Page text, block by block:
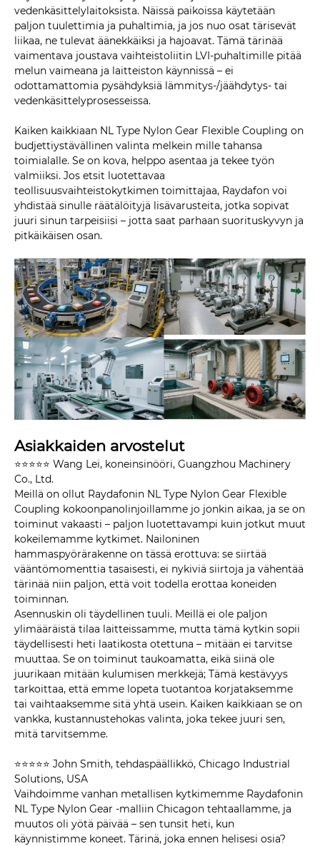
vedenkäsittelylaitoksista. Näissä paikoissa käytetään
paljon tuulettimia ja puhaltimia, ja jos nuo osat tärisevät
liikaa, ne tulevat äänekkäiksi ja hajoavat. Tämä tärinää
vaimentava joustava vaihteistoliitin LVI-puhaltimille pitää
melun vaimeana ja laitteiston käynnissä – ei
odottamattomia pysähdyksiä lämmitys-/jäähdytys- tai
vedenkäsittelyprosesseissa.
Kaiken kaikkiaan NL Type Nylon Gear Flexible Coupling on
budjettiystävällinen valinta melkein mille tahansa
toimialalle. Se on kova, helppo asentaa ja tekee työn
valmiiksi. Jos etsit luotettavaa
teollisuusvaihteistokytkimen toimittajaa, Raydafon voi
yhdistää sinulle räätälöityjä lisävarusteita, jotka sopivat
juuri sinun tarpeisiisi – jotta saat parhaan suorituskyvyn ja
pitkäikäisen osan.
Asiakkaiden arvostelut
⭐⭐⭐⭐⭐ Wang Lei, koneinsinööri, Guangzhou Machinery
Co., Ltd.
Meillä on ollut Raydafonin NL Type Nylon Gear Flexible
Coupling kokoonpanolinjoillamme jo jonkin aikaa, ja se on
toiminut vakaasti – paljon luotettavampi kuin jotkut muut
kokeilemamme kytkimet. Nailoninen
hammaspyörärakenne on tässä erottuva: se siirtää
vääntömomenttia tasaisesti, ei nykiviä siirtoja ja vähentää
tärinää niin paljon, että voit todella erottaa koneiden
toiminnan.
Asennuskin oli täydellinen tuuli. Meillä ei ole paljon
ylimääräistä tilaa laitteissamme, mutta tämä kytkin sopii
täydellisesti heti laatikosta otettuna – mitään ei tarvitse
muuttaa. Se on toiminut taukoamatta, eikä siinä ole
juurikaan mitään kulumisen merkkejä; Tämä kestävyys
tarkoittaa, että emme lopeta tuotantoa korjataksemme
tai vaihtaaksemme sitä yhtä usein. Kaiken kaikkiaan se on
vankka, kustannustehokas valinta, joka tekee juuri sen,
mitä tarvitsemme.
⭐⭐⭐⭐⭐ John Smith, tehdaspäällikkö, Chicago Industrial
Solutions, USA
Vaihdoimme vanhan metallisen kytkimemme Raydafonin
NL Type Nylon Gear -malliin Chicagon tehtaallamme, ja
muutos oli yötä päivää – sen tunsit heti, kun
käynnistimme koneet. Tärinä, joka ennen helisesi osia?